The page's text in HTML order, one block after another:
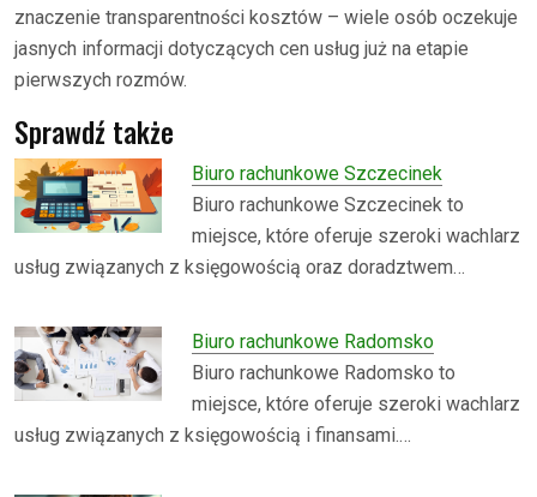
znaczenie transparentności kosztów – wiele osób oczekuje
jasnych informacji dotyczących cen usług już na etapie
pierwszych rozmów.
Sprawdź także
Biuro rachunkowe Szczecinek
Biuro rachunkowe Szczecinek to
miejsce, które oferuje szeroki wachlarz
usług związanych z księgowością oraz doradztwem…
Biuro rachunkowe Radomsko
Biuro rachunkowe Radomsko to
miejsce, które oferuje szeroki wachlarz
usług związanych z księgowością i finansami.…